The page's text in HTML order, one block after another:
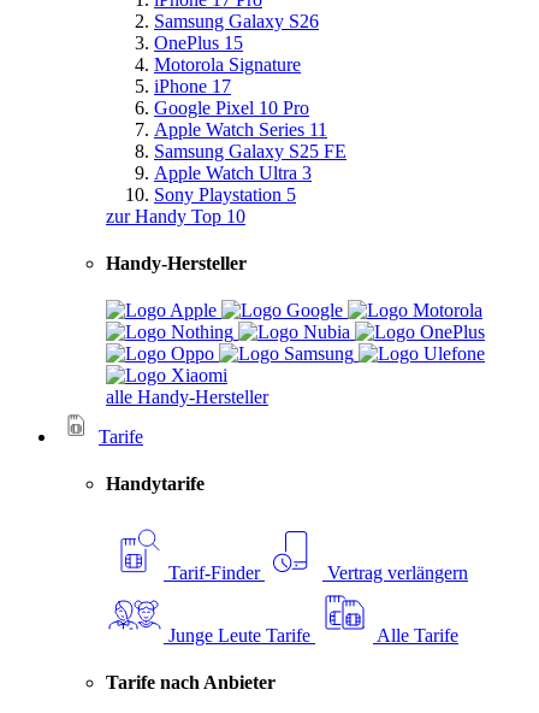
Samsung Galaxy S26
OnePlus 15
Motorola Signature
iPhone 17
Google Pixel 10 Pro
Apple Watch Series 11
Samsung Galaxy S25 FE
Apple Watch Ultra 3
Sony Playstation 5
zur Handy Top 10
Handy-Hersteller
alle Handy-Hersteller
Tarife
Handytarife
Tarif-Finder Vertrag verlängern
Junge Leute Tarife Alle Tarife
Tarife nach Anbieter